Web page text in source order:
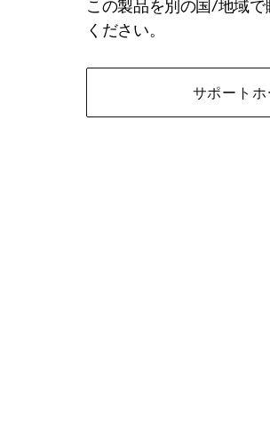
この製品を別の国/地域
ください。
サポート